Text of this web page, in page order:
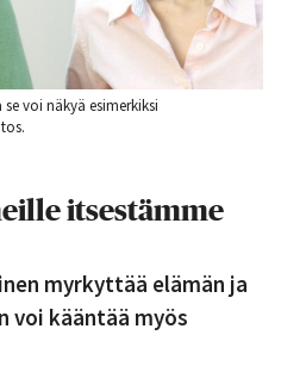
voi näkyä esimerkiksi
itsestämme
myrkyttää elämän ja
voi kääntää myös